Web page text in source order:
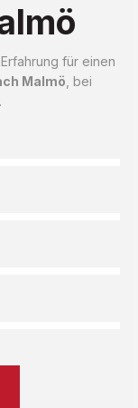
für einen
Malmö , bei